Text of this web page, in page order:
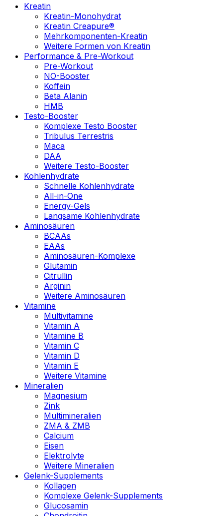
Kreatin
Kreatin-Monohydrat
Kreatin Creapure®
Mehrkomponenten-Kreatin
Weitere Formen von Kreatin
Performance & Pre-Workout
Pre-Workout
NO-Booster
Koffein
Beta Alanin
HMB
Testo-Booster
Komplexe Testo Booster
Tribulus Terrestris
Maca
DAA
Weitere Testo-Booster
Kohlenhydrate
Schnelle Kohlenhydrate
All-in-One
Energy-Gels
Langsame Kohlenhydrate
Aminosäuren
BCAAs
EAAs
Aminosäuren-Komplexe
Glutamin
Citrullin
Arginin
Weitere Aminosäuren
Vitamine
Multivitamine
Vitamin A
Vitamine B
Vitamin C
Vitamin D
Vitamin E
Weitere Vitamine
Mineralien
Magnesium
Zink
Multimineralien
ZMA & ZMB
Calcium
Eisen
Elektrolyte
Weitere Mineralien
Gelenk-Supplements
Kollagen
Komplexe Gelenk-Supplements
Glucosamin